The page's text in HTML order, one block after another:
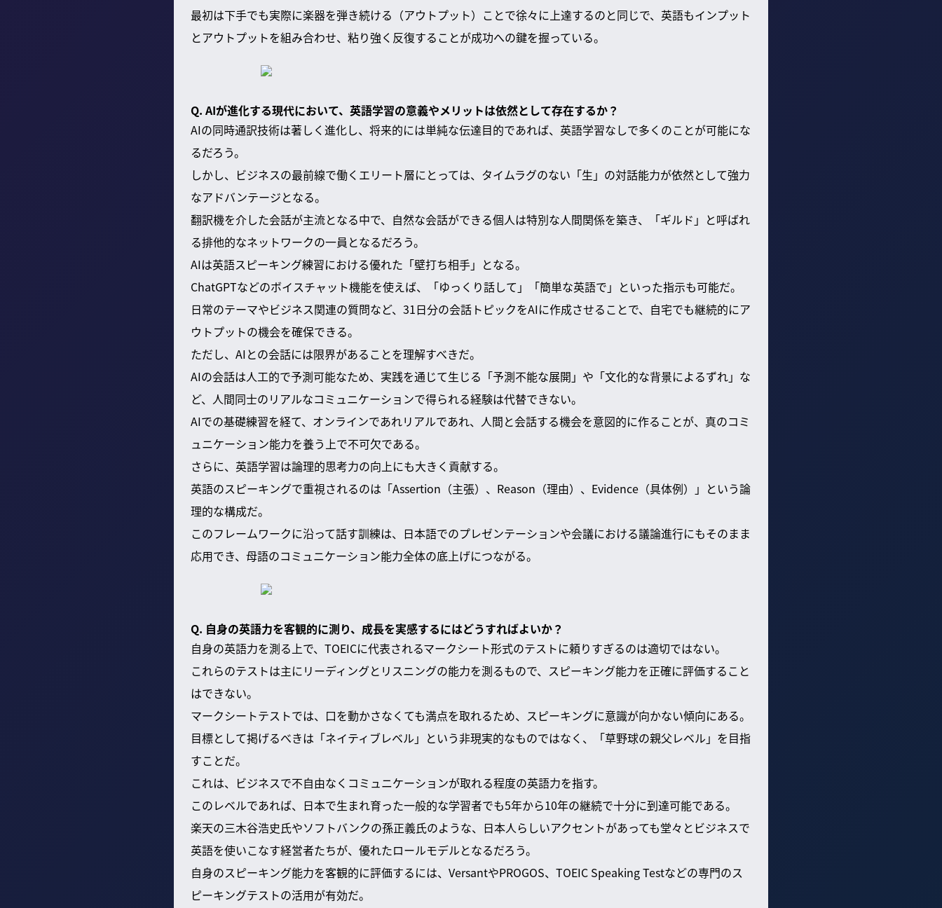
最初は下手でも実際に楽器を弾き続ける（アウトプット）ことで徐々に上達するのと同じで、英語もインプット
とアウトプットを組み合わせ、粘り強く反復することが成功への鍵を握っている。
Q. AIが進化する現代において、英語学習の意義やメリットは依然として存在するか？
AIの同時通訳技術は著しく進化し、将来的には単純な伝達目的であれば、英語学習なしで多くのことが可能にな
るだろう。
しかし、ビジネスの最前線で働くエリート層にとっては、タイムラグのない「生」の対話能力が依然として強力
なアドバンテージとなる。
翻訳機を介した会話が主流となる中で、自然な会話ができる個人は特別な人間関係を築き、「ギルド」と呼ばれ
る排他的なネットワークの一員となるだろう。
AIは英語スピーキング練習における優れた「壁打ち相手」となる。
ChatGPTなどのボイスチャット機能を使えば、「ゆっくり話して」「簡単な英語で」といった指示も可能だ。
日常のテーマやビジネス関連の質問など、31日分の会話トピックをAIに作成させることで、自宅でも継続的にア
ウトプットの機会を確保できる。
ただし、AIとの会話には限界があることを理解すべきだ。
AIの会話は人工的で予測可能なため、実践を通じて生じる「予測不能な展開」や「文化的な背景によるずれ」な
ど、人間同士のリアルなコミュニケーションで得られる経験は代替できない。
AIでの基礎練習を経て、オンラインであれリアルであれ、人間と会話する機会を意図的に作ることが、真のコミ
ュニケーション能力を養う上で不可欠である。
さらに、英語学習は論理的思考力の向上にも大きく貢献する。
英語のスピーキングで重視されるのは「Assertion（主張）、Reason（理由）、Evidence（具体例）」という論
理的な構成だ。
このフレームワークに沿って話す訓練は、日本語でのプレゼンテーションや会議における議論進行にもそのまま
応用でき、母語のコミュニケーション能力全体の底上げにつながる。
Q. 自身の英語力を客観的に測り、成長を実感するにはどうすればよいか？
自身の英語力を測る上で、TOEICに代表されるマークシート形式のテストに頼りすぎるのは適切ではない。
これらのテストは主にリーディングとリスニングの能力を測るもので、スピーキング能力を正確に評価すること
はできない。
マークシートテストでは、口を動かさなくても満点を取れるため、スピーキングに意識が向かない傾向にある。
目標として掲げるべきは「ネイティブレベル」という非現実的なものではなく、「草野球の親父レベル」を目指
すことだ。
これは、ビジネスで不自由なくコミュニケーションが取れる程度の英語力を指す。
このレベルであれば、日本で生まれ育った一般的な学習者でも5年から10年の継続で十分に到達可能である。
楽天の三木谷浩史氏やソフトバンクの孫正義氏のような、日本人らしいアクセントがあっても堂々とビジネスで
英語を使いこなす経営者たちが、優れたロールモデルとなるだろう。
自身のスピーキング能力を客観的に評価するには、VersantやPROGOS、TOEIC Speaking Testなどの専門のス
ピーキングテストの活用が有効だ。